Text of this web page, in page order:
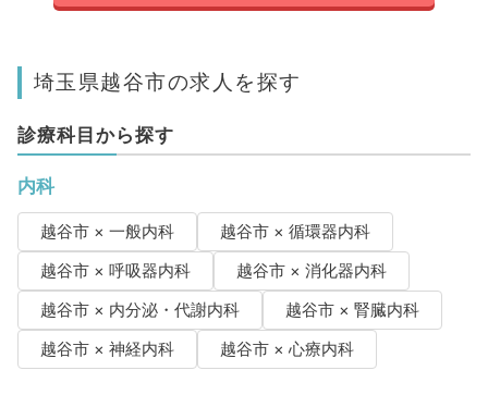
埼玉県越谷市の求人を探す
診療科目から探す
内科
越谷市 × 一般内科
越谷市 × 循環器内科
越谷市 × 呼吸器内科
越谷市 × 消化器内科
越谷市 × 内分泌・代謝内科
越谷市 × 腎臓内科
越谷市 × 神経内科
越谷市 × 心療内科